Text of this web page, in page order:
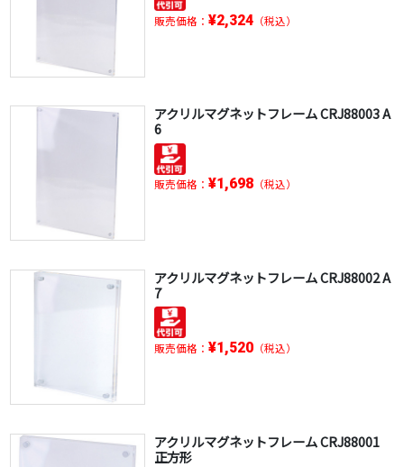
販売価格： ¥2,324（税込）
アクリルマグネットフレーム CRJ88003 A
6
販売価格： ¥1,698（税込）
アクリルマグネットフレーム CRJ88002 A
7
販売価格： ¥1,520（税込）
アクリルマグネットフレーム CRJ88001
正方形